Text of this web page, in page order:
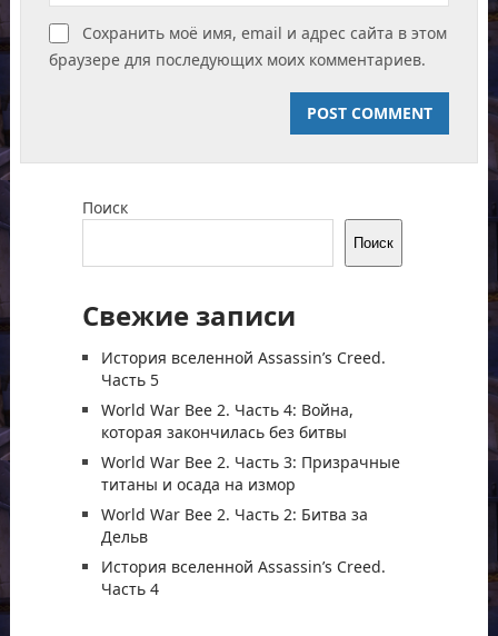
Сохранить моё имя, email и адрес сайта в этом
браузере для последующих моих комментариев.
Поиск
Поиск
Свежие записи
История вселенной Assassin’s Creed.
Часть 5
World War Bee 2. Часть 4: Война,
которая закончилась без битвы
World War Bee 2. Часть 3: Призрачные
титаны и осада на измор
World War Bee 2. Часть 2: Битва за
Дельв
История вселенной Assassin’s Creed.
Часть 4